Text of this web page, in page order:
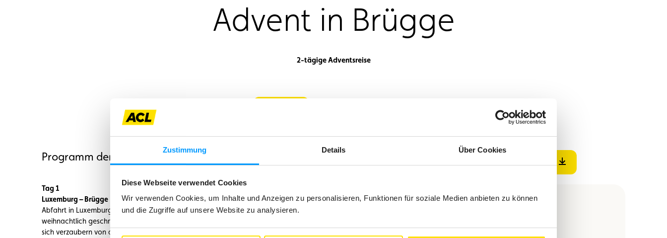
Zustimmung Details Über Cookies
Diese Webseite verwendet Cookies
Wir verwenden Cookies, um Inhalte und Anzeigen zu personalisieren, Funktionen für soziale Medien anbieten zu können
und die Zugriffe auf unsere Website zu analysieren.
Advent in Brügge
2-tägige Adventsreise
Programm der organisierten Reise nach Brügge im Advent
Tag 1
Luxemburg – Brügge
Abfahrt in Luxemburg um 0600 Uhr. Nach Ankunft erwartet Sie eine kurze Stadtführung durch die
weihnachtlich geschmückte Innenstadt. Den restlichen Tag gestalten Sie nach Ihren Wünschen. Lassen Sie
sich verzaubern von der weihnachtlichen Stimmung auf dem Weihnachtsmarkt, kaufen Sie Geschenke für